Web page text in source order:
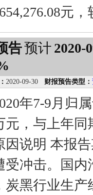
元
告预计 2020-
2020-09-30 财报预告类型：
年7-9月归
元，与上年同
因说明 本报
受冲击。国
炭黑行业生